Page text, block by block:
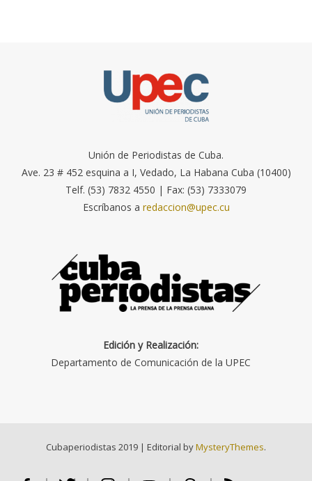
Unión de Periodistas de Cuba.
Ave. 23 # 452 esquina a I, Vedado, La Habana Cuba (10400)
Telf. (53) 7832 4550 | Fax: (53) 7333079
Escríbanos a redaccion@upec.cu
Edición y Realización:
Departamento de Comunicación de la UPEC
Cubaperiodistas 2019 | Editorial byMysteryThemes.